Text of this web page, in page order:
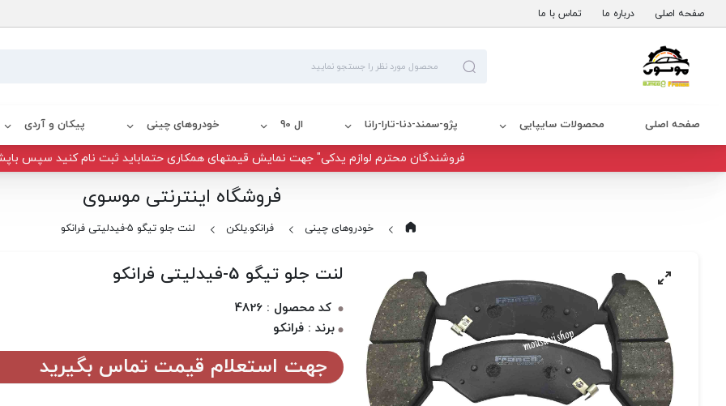
صفحه اصلی درباره ما تماس با ما
صفحه اصلی محصولات سایپایی پژو-سمند-دنا-تارا-رانا ال 90 خودروهای چینی پیکان و آردی
فروشندگان محترم لوازم یدکی" جهت نمایش قیمتهای همکاری حتماباید ثبت نام کنید سپس
فروشگاه اینترنتی موسوی
خودروهای چینی فرانکو.یلکن لنت جلو تیگو 5-فیدلیتی فرانکو
لنت جلو تیگو 5-فیدلیتی فرانکو
کد محصول : 4826
برند : فرانکو
جهت استعلام قیمت تماس بگیرید